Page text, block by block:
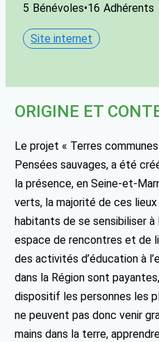
5 Bénévoles•16 Adhérents
Site internet
ORIGINE ET
Le projet « Terres
Pensées sauvages, a été
la présence, en Seine-et-
verts, la majorité de ces
habitants de se sensibiliser à
espace de rencontres et de
des activités d’éducation à
dans la Région sont
dispositif les personnes les
ne peuvent pas donc venir
mains dans la terre,